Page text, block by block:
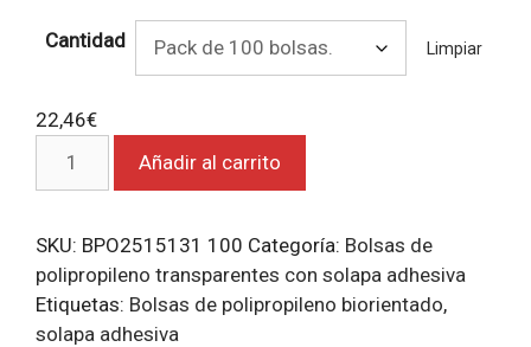
Cantidad Limpiar
22,46€
transparentes
con
solapa
adhesiva
Añadir al carrito
SKU: BPO2515131 100 Categoría: Bolsas de
polipropileno transparentes con solapa adhesiva
Etiquetas: Bolsas de polipropileno biorientado,
solapa adhesiva